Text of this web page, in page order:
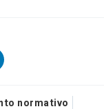
normativo